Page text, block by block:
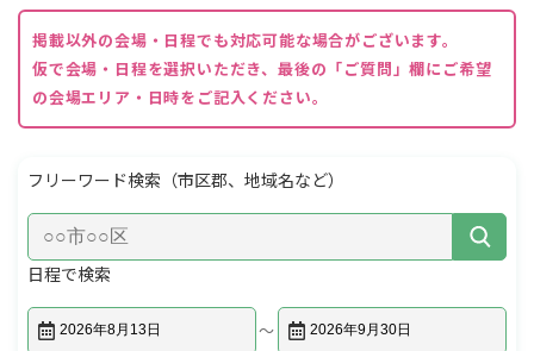
掲載以外の会場・日程でも対応可能な場合がございます。
仮で会場・日程を選択いただき、最後の「ご質問」欄にご希望
の会場エリア・日時をご記入ください。
フリーワード検索 （市区郡、地域名など）
日程で検索
〜